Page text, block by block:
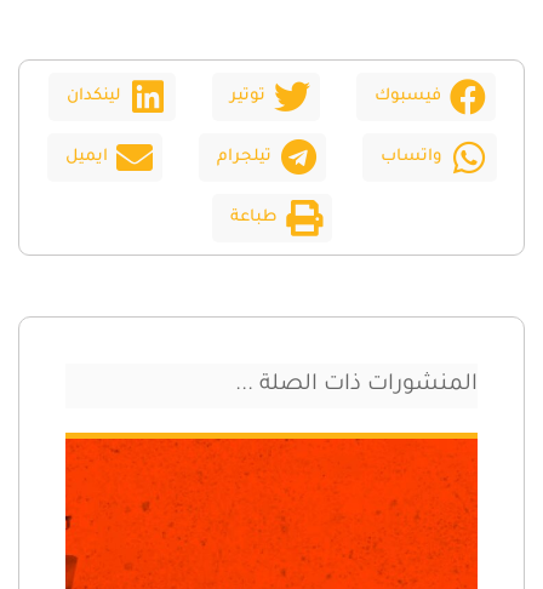
فيسبوك توتير لينكدان
واتساب تيلجرام ايميل
طباعة
المنشورات ذات الصلة ...